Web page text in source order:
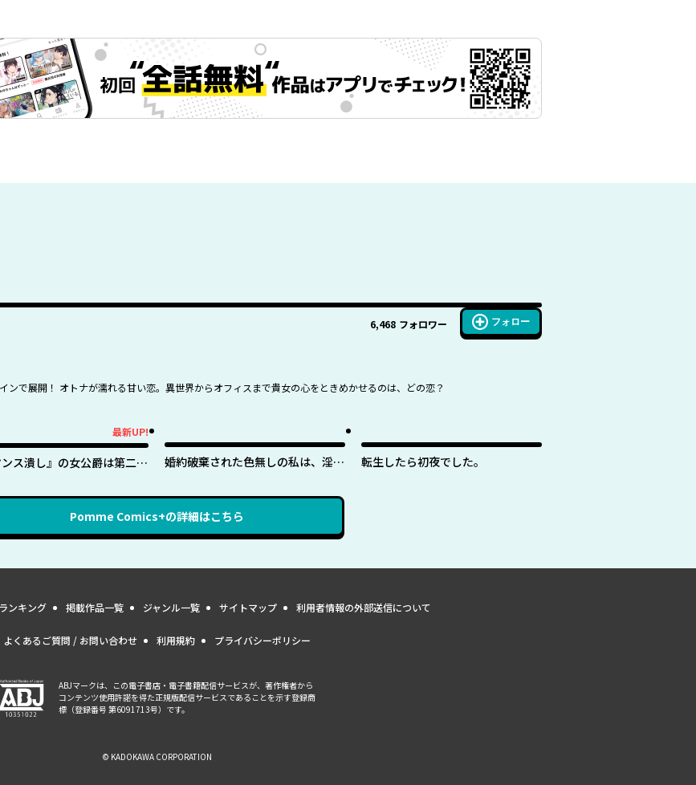
6,468 フォロワー フォロー
で展開！ オトナが濡れる甘い恋。異世界からオフィスまで貴女の心をときめかせるのは、どの恋？
最新UP!
ンス潰し』の女公爵は第二王
婚約破棄された色無しの私は、淫紋
転生したら初夜でした。
Pomme Comics+の詳細はこちら
ランキング 掲載作品一覧 ジャンル一覧 サイトマップ 利用者情報の外部送信について
よくあるご質問 / お問い合わせ 利用規約 プライバシーポリシー
ABJマークは、この電子書店・電子書籍配信サービスが、著作権者から
コンテンツ使用許諾を得た正規版配信サービスであることを示す登録商
標（登録番号 第6091713号）です。
© KADOKAWA CORPORATION